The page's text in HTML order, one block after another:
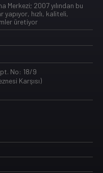
Merkezi; 2007 yılından bu
hızlı, kaliteli,
üretiyor
No: 18/9
Karşısı)